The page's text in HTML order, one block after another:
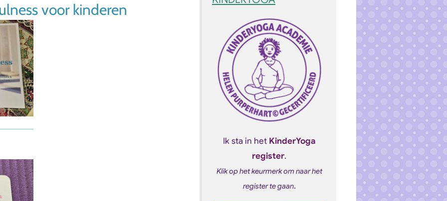
voor kinderen
Ik sta in het KinderYoga
register.
Klik op het keurmerk om naar het
register te gaan.